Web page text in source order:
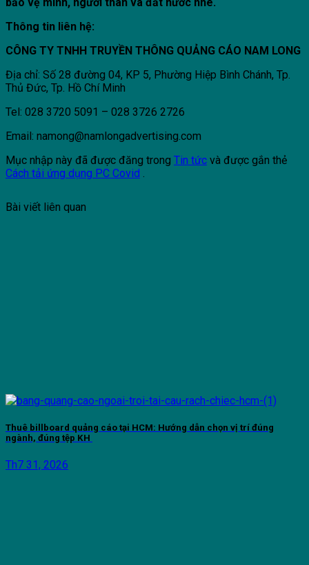
Thông tin liên hệ:
CÔNG TY TNHH TRUYỀN THÔNG QUẢNG CÁO NAM LONG
Địa chỉ: Số 28 đường 04, KP 5, Phường Hiệp Bình Chánh, Tp.
Thủ Đức, Tp. Hồ Chí Minh
Tel: 028 3720 5091 – 028 3726 2726
Email: namong@namlongadvertising.com
Mục nhập này đã được đăng trong Tin tức và được gắn thẻ
Cách tải ứng dụng PC Covid .
Bài viết liên quan
Thuê billboard quảng cáo tại HCM: Hướng dẫn chọn vị trí đúng
ngành, đúng tệp KH
Th7 31, 2026